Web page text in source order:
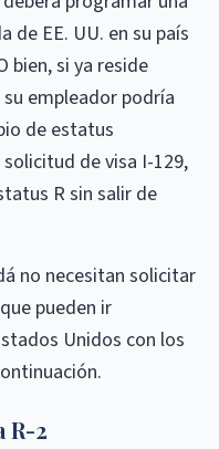
de EE. UU. en su país
bien, si ya reside
empleador podría
de estatus
de visa I-129,
R sin salir de
no necesitan solicitar
pueden ir
Unidos con los
R-2